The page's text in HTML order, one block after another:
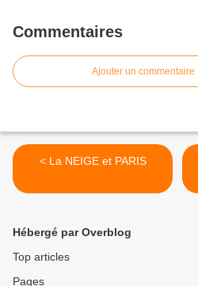
Commentaires
Ajouter un commentaire
< La NEIGE et PARIS
Hébergé par Overblog
Top articles
Pages